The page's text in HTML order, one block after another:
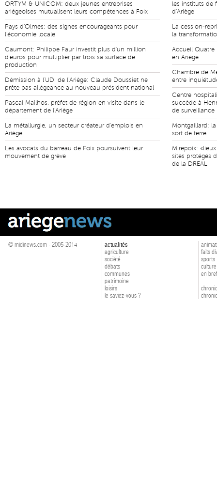
ORTYM & UNICOM: deux jeunes entreprises
ariégeoises mutualisent leurs compétences à Foix
Pays d'Olmes: des signes encourageants pour
l'économie locale
Caumont: Philippe Faur investit plus d'un million
d'euros pour multiplier par trois sa surface de
production
Démission à l'UDI de l'Ariège: Claude Doussiet ne
prête pas allégeance au nouveau président national
Pascal Mailhos, préfet de région en visite dans le
département de l'Ariège
La métallurgie, un secteur créateur d'emplois en
Ariège
Les avocats du barreau de Foix poursuivent leur
mouvement de grève
les instituts de
d'Ariège
La cession-
la
Accueil Quatre
en Ariège
Chambre de
entre
Centre
succède à
de surveillance
Montgaillard:
sort de terre
Mirepoix:
sites protégés
de la DREAL
© midinews.com - 2005-2014
actualités
agriculture
société
débats
communes
patrimoine
loisirs
le saviez-vous ?
faits
sports
culture
en bref